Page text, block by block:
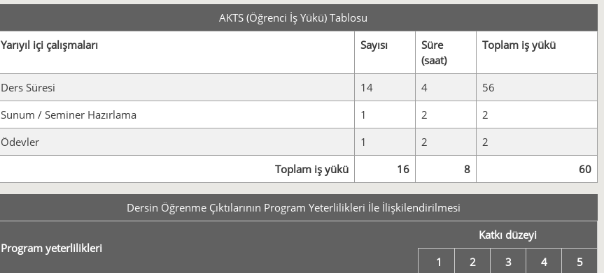
AKTS (Öğrenci İş Yükü) Tablosu
Yarıyıl içi çalışmaları
Sayısı
Süre
(saat)
Toplam iş yükü
Ders Süresi 14 4
56
Sunum / Seminer Hazırlama
1 2
2
Ödevler
1 2
2
Toplam iş yükü
16 8 60
Dersin Öğrenme Çıktılarının Program Yeterlilikleri İle İlişkilendirilmesi
Program yeterlilikleri
Katkı düzeyi
1
2 3 4
5